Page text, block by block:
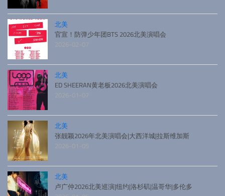
北美
官宣！防弹少年团BTS 2026北美演唱会
2026-02-07
北美
ED SHEERAN黄老板2026北美演唱会
2026-01-07
北美
张靓颖2026年北美演唱会|大西洋城|拉斯维加斯
2026-01-05
北美
卢广仲2026北美巡演|纽约|洛杉矶|温哥华|多伦多